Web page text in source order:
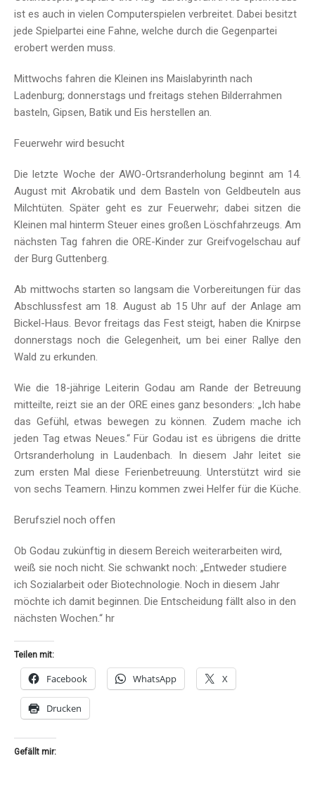
ist es auch in vielen Computerspielen verbreitet. Dabei besitzt
jede Spielpartei eine Fahne, welche durch die Gegenpartei
erobert werden muss.
Mittwochs fahren die Kleinen ins Maislabyrinth nach
Ladenburg; donnerstags und freitags stehen Bilderrahmen
basteln, Gipsen, Batik und Eis herstellen an.
Feuerwehr wird besucht
Die letzte Woche der AWO-Ortsranderholung beginnt am 14.
August mit Akrobatik und dem Basteln von Geldbeuteln aus
Milchtüten. Später geht es zur Feuerwehr; dabei sitzen die
Kleinen mal hinterm Steuer eines großen Löschfahrzeugs. Am
nächsten Tag fahren die ORE-Kinder zur Greifvogelschau auf
der Burg Guttenberg.
Ab mittwochs starten so langsam die Vorbereitungen für das
Abschlussfest am 18. August ab 15 Uhr auf der Anlage am
Bickel-Haus. Bevor freitags das Fest steigt, haben die Knirpse
donnerstags noch die Gelegenheit, um bei einer Rallye den
Wald zu erkunden.
Wie die 18-jährige Leiterin Godau am Rande der Betreuung
mitteilte, reizt sie an der ORE eines ganz besonders: „Ich habe
das Gefühl, etwas bewegen zu können. Zudem mache ich
jeden Tag etwas Neues.“ Für Godau ist es übrigens die dritte
Ortsranderholung in Laudenbach. In diesem Jahr leitet sie
zum ersten Mal diese Ferienbetreuung. Unterstützt wird sie
von sechs Teamern. Hinzu kommen zwei Helfer für die Küche.
Berufsziel noch offen
Ob Godau zukünftig in diesem Bereich weiterarbeiten wird,
weiß sie noch nicht. Sie schwankt noch: „Entweder studiere
ich Sozialarbeit oder Biotechnologie. Noch in diesem Jahr
möchte ich damit beginnen. Die Entscheidung fällt also in den
nächsten Wochen.“ hr
Teilen mit:
Facebook WhatsApp X
Drucken
Gefällt mir: